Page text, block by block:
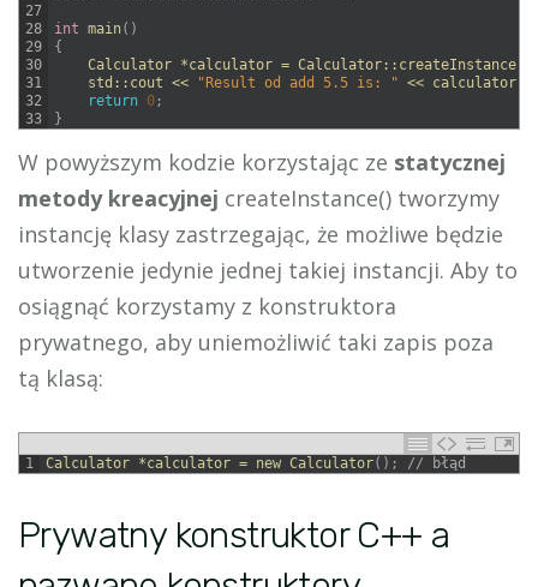
27
28
29
30
31
32
33
int main( )
{
Calculator *calculator = Calculator :: createInstance
std :: cout << "Result od add 5.5 is: " << calculator
return 0 ;
}
W powyższym kodzie korzystając ze statycznej
metody kreacyjnej createInstance() tworzymy
instancję klasy zastrzegając, że możliwe będzie
utworzenie jedynie jednej takiej instancji. Aby to
osiągnąć korzystamy z konstruktora
prywatnego, aby uniemożliwić taki zapis poza
tą klasą:
1 Calculator *calculator = new Calculator( ) ; // błąd
Prywatny konstruktor C++ a